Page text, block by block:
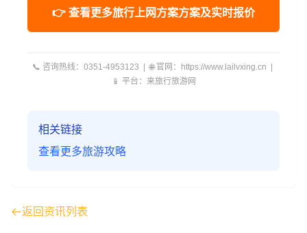
👉 查看更多旅行上网方案方案及实时报价
📞 咨询热线：0351-4953123 | 🌐 官网：https://www.lailvxing.cn |
📱 平台：来旅行旅游网
相关链接
查看更多旅游攻略
返回资讯列表